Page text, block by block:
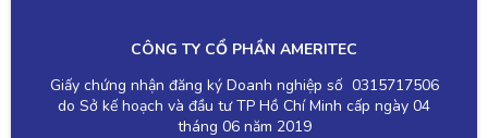
CÔNG TY CỔ PHẦN AMERITEC
Giấy chứng nhận đăng ký Doanh nghiệp số 0315717506
do Sở kế hoạch và đầu tư TP Hồ Chí Minh cấp ngày 04
tháng 06 năm 2019